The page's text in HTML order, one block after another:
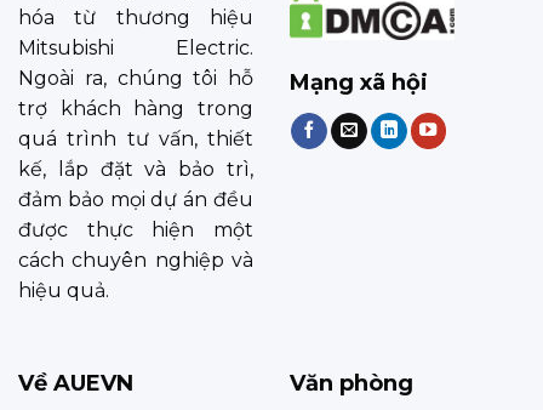
hóa từ thương hiệu
Mitsubishi Electric.
Ngoài ra, chúng tôi hỗ
trợ khách hàng trong
quá trình tư vấn, thiết
kế, lắp đặt và bảo trì,
đảm bảo mọi dự án đều
được thực hiện một
cách chuyên nghiệp và
hiệu quả.
Mạng xã hội
Về AUEVN Văn phòng